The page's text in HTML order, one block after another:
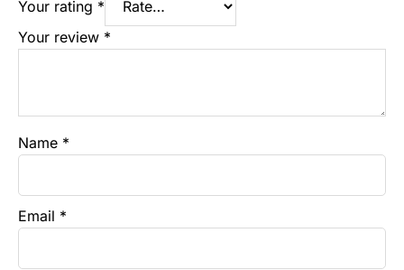
Your rating *
Your review *
Name *
Email *